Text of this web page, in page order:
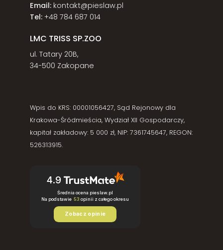
Email: kontakt@pieslaw.pl
Tel: +48 784 687 014
LMC TRISS SP.ZOO
ul. Tatary 20B,
34-500 Zakopane
Wpis do KRS: 00001056427, Sąd Rejonowy dla
Krakowa-Śródmieścia, Wydział XII Gospodarczy,
kapitał zakładowy: 5 000 zł, NIP: 7361745647, REGON:
526313915.
4.9
Średnia ocena pieslaw.pl
Na podstawie 53 opinii z całego okresu
Zobacz opinie